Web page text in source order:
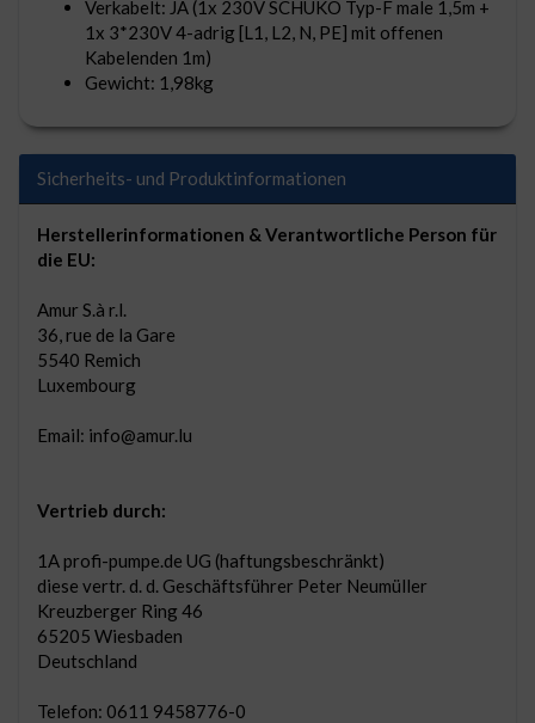
Verkabelt: JA (1x 230V SCHUKO Typ-F male 1,5m +
1x 3*230V 4-adrig [L1, L2, N, PE] mit offenen
Kabelenden 1m)
Gewicht: 1,98kg
Sicherheits- und Produktinformationen
Herstellerinformationen & Verantwortliche Person für
die EU:
Amur S.à r.l.
36, rue de la Gare
5540 Remich
Luxembourg
Email: info@amur.lu
Vertrieb durch:
1A profi-pumpe.de UG (haftungsbeschränkt)
diese vertr. d. d. Geschäftsführer Peter Neumüller
Kreuzberger Ring 46
65205 Wiesbaden
Deutschland
Telefon: 0611 9458776-0